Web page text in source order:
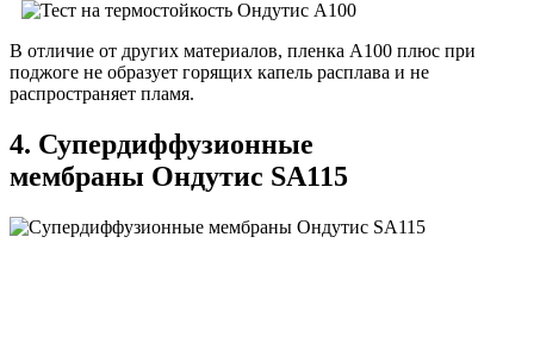
В отличие от других материалов, пленка А100 плюс при
поджоге не образует горящих капель расплава и не
распространяет пламя.
4. Супердиффузионные
мембраны Ондутис SA115